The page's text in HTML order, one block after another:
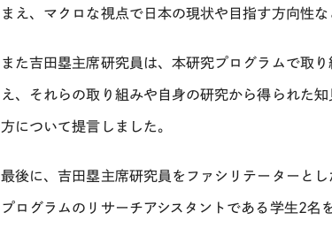
まえ、マクロな視点で日本の現状や目指す方向性な
また吉田塁主席研究員は、本研究プログラムで取
え、それらの取り組みや自身の研究から得られた
方について提言しました。
最後に、吉田塁主席研究員をファシリテーターと
プログラムのリサーチアシスタントである学生2名